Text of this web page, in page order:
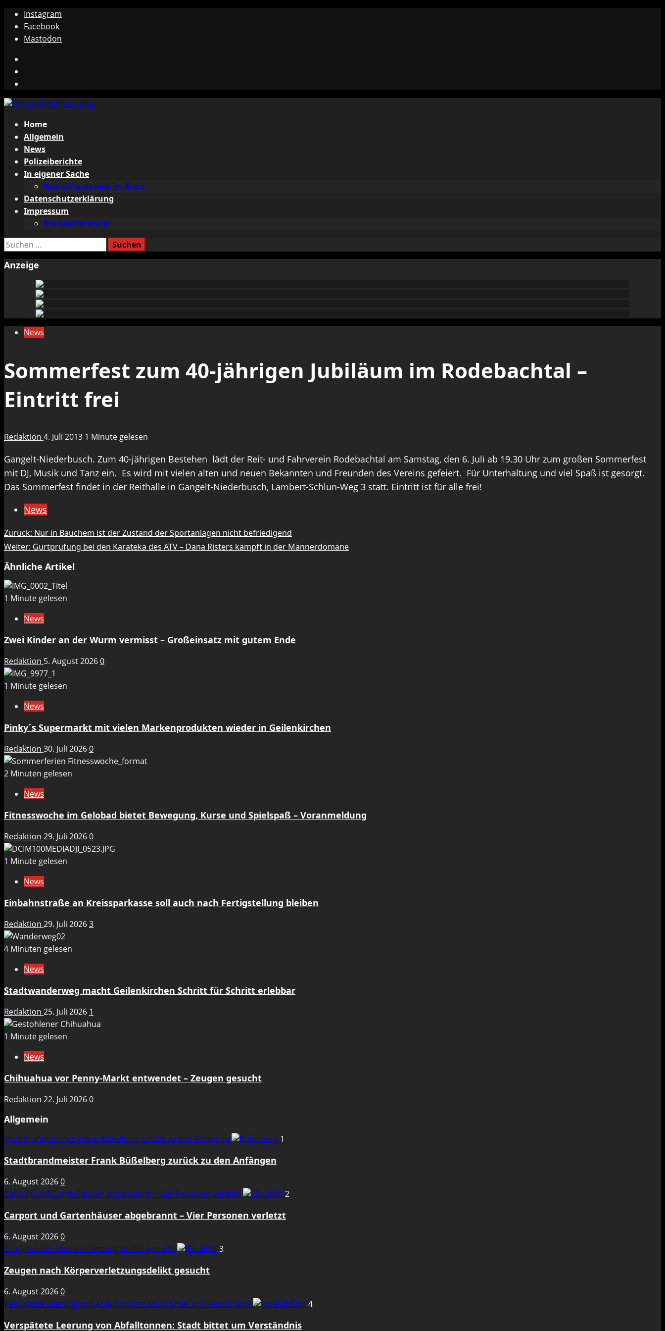
Zum
Inhalt
springen
Instagram
Facebook
Mastodon
Primäres
Menü
Home
Allgemein
News
Polizeiberichte
In eigener Sache
Notrufnummern im Kreis
Datenschutzerklärung
Impressum
Kontaktformular
Suchen
Anzeige
News
Sommerfest zum 40-jährigen Jubiläum im Rodebachtal –
Eintritt frei
Redaktion 4. Juli 2013 1 Minute gelesen
Gangelt-Niederbusch. Zum 40-jährigen Bestehen lädt der Reit- und Fahrverein Rodebachtal am Samstag, den 6. Juli ab 19.30 Uhr zum großen Sommerfest
mit DJ, Musik und Tanz ein. Es wird mit vielen alten und neuen Bekannten und Freunden des Vereins gefeiert. Für Unterhaltung und viel Spaß ist gesorgt.
Das Sommerfest findet in der Reithalle in Gangelt-Niederbusch, Lambert-Schlun-Weg 3 statt. Eintritt ist für alle frei!
News
Beitragsnavigation
Zurück: Nur in Bauchem ist der Zustand der Sportanlagen nicht befriedigend
Weiter: Gurtprüfung bei den Karateka des ATV – Dana Risters kämpft in der Männerdomäne
Ähnliche Artikel
1 Minute gelesen
News
Zwei Kinder an der Wurm vermisst – Großeinsatz mit gutem Ende
Redaktion 5. August 20260
1 Minute gelesen
News
Pinky´s Supermarkt mit vielen Markenprodukten wieder in Geilenkirchen
Redaktion 30. Juli 20260
2 Minuten gelesen
News
Fitnesswoche im Gelobad bietet Bewegung, Kurse und Spielspaß – Voranmeldung
Redaktion 29. Juli 20260
1 Minute gelesen
News
Einbahnstraße an Kreissparkasse soll auch nach Fertigstellung bleiben
Redaktion 29. Juli 20263
4 Minuten gelesen
News
Stadtwanderweg macht Geilenkirchen Schritt für Schritt erlebbar
Redaktion 25. Juli 2026 1
1 Minute gelesen
News
Chihuahua vor Penny-Markt entwendet – Zeugen gesucht
Redaktion 22. Juli 20260
Allgemein
Stadtbrandmeister Frank Büßelberg zurück zu den Anfängen 1
Stadtbrandmeister Frank Büßelberg zurück zu den Anfängen
6. August 20260
Carport und Gartenhäuser abgebrannt – Vier Personen verletzt
2
Carport und Gartenhäuser abgebrannt – Vier Personen verletzt
6. August 20260
Zeugen nach Körperverletzungsdelikt gesucht
3
Zeugen nach Körperverletzungsdelikt gesucht
6. August 20260
Verspätete Leerung von Abfalltonnen: Stadt bittet um Verständnis
4
Verspätete Leerung von Abfalltonnen: Stadt bittet um Verständnis